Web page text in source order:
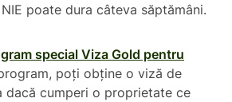
poate dura câteva săptămâni.
special Viza Gold pentru
poți obține o viză de
dacă cumperi o proprietate ce